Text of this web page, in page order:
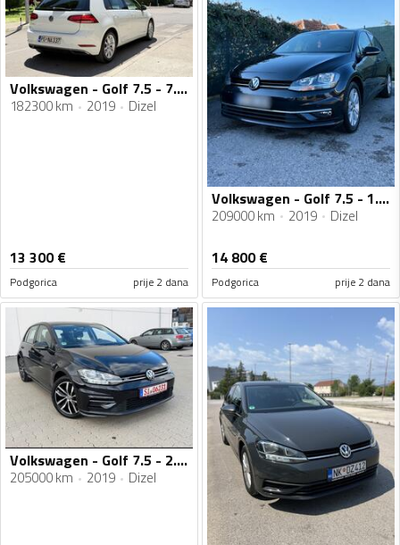
Volkswagen - Golf 7.5 - 7.5 1.6 tdi 2019
182300 km 2019 Dizel
13 300€
Podgorica prije 2 dana
Volkswagen - Golf 7.5 - 1.6 TDI
209000 km 2019 Dizel
14 800€
Podgorica prije 2 dana
Volkswagen - Golf 7.5 - 2.0TDI
205000 km 2019 Dizel